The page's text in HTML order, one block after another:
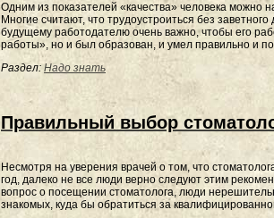
Одним из показателей «качества» человека можно
Многие считают, что трудоустроиться без
будущему работодателю очень важно, чтобы его
работы», но и был образован, и умел правильно и
Раздел: Надо знать
Правильный выбор
Несмотря на уверения врачей о том, что
год, далеко не все люди верно следуют этим
вопрос о посещении стоматолога, люди
знакомых, куда бы обратиться за